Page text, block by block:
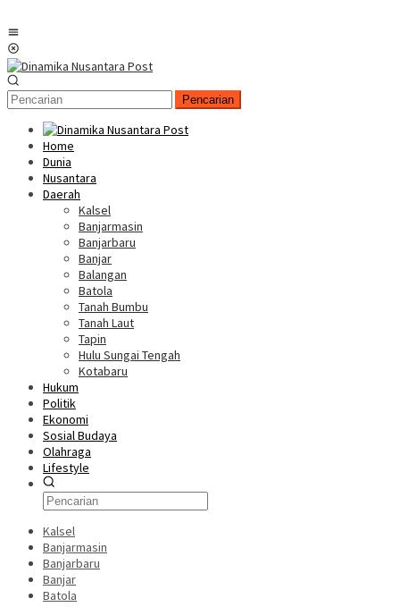
Pencarian
Home
Dunia
Nusantara
Daerah
Kalsel
Banjarmasin
Banjarbaru
Banjar
Balangan
Batola
Tanah Bumbu
Tanah Laut
Tapin
Hulu Sungai Tengah
Kotabaru
Hukum
Politik
Ekonomi
Sosial Budaya
Olahraga
Lifestyle
Kalsel
Banjarmasin
Banjarbaru
Banjar
Batola